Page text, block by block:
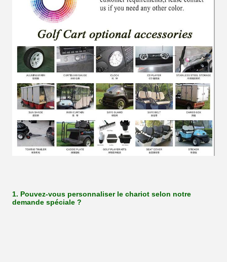
1. Pouvez-vous personnaliser le chariot selon notre
demande spéciale ?